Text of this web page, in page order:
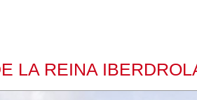
LA REINA